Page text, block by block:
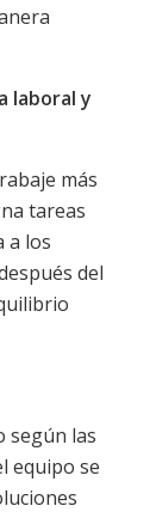
laboral y
más
tareas
a los
del
según las
equipo se